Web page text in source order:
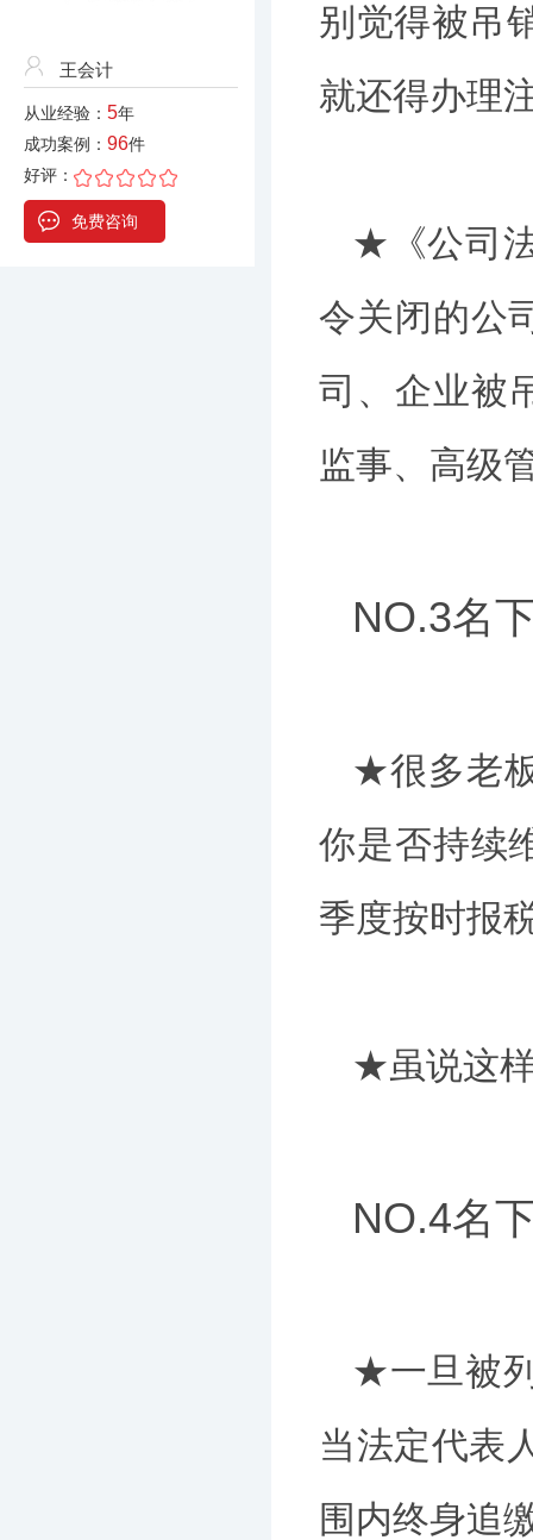
王会计
从业经验： 5年
成功案例： 96件
好评：
免费咨询
别觉得被吊
就还得办理
★《公司
令关闭的公
司、企业被
监事、高级
NO.3名
★很多老
你是否持续
季度按时报
★虽说这
NO.4名
★一旦被
当法定代表
围内终身追